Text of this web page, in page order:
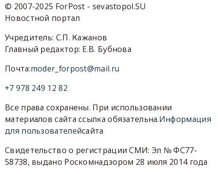
© 2007-2025 ForPost - sevastopol.SU
Новостной портал
Учредитель: С.П. Кажанов
Главный редактор: Е.В. Бубнова
Почта:moder_forpost@mail.ru
+7 978 249 12 82
Все права сохранены. При использовании
материалов сайта ссылка обязательна.Информация
для пользователейсайта
Свидетельство о регистрации СМИ: Эл № ФС77-
58738, выдано Роскомнадзором 28 июля 2014 года